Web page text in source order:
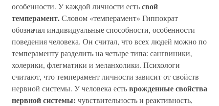
особенности. У каждой личности естьсвой
темперамент.Словом «темперамент» Гиппократ
обозначал индивидуальные способности, особенности
поведения человека. Он считал, что всех людей можно по
темпераменту разделить на четыре типа: сангвиники,
холерики, флегматики и меланхолики. Психологи
считают, что темперамент личности зависит от свойств
нервной системы. У человека естьврожденные свойства
нервной системы: чувствительность и реактивность,